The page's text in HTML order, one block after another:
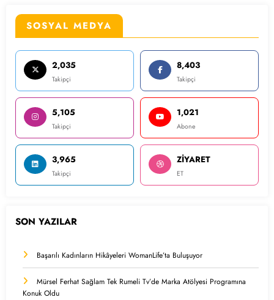
SOSYAL MEDYA
2,035
Takipçi
8,403
Takipçi
5,105
Takipçi
1,021
Abone
3,965
Takipçi
ZİYARET
ET
SON YAZILAR
Başarılı Kadınların Hikâyeleri WomanLife’ta Buluşuyor
Mürsel Ferhat Sağlam Tek Rumeli Tv’de Marka Atölyesi Programına
Konuk Oldu